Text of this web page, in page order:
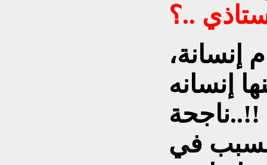
..؟
إنسانة،
إنسانه
ناجحة..!!
في